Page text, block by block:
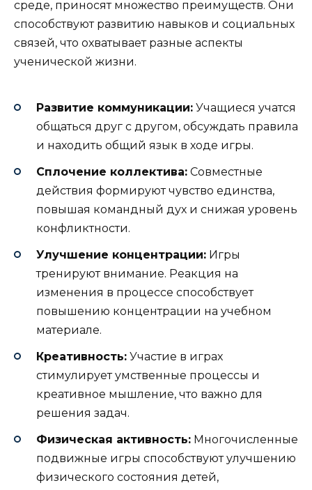
среде, приносят множество преимуществ. Они
способствуют развитию навыков и социальных
связей, что охватывает разные аспекты
ученической жизни.
Развитие коммуникации: Учащиеся учатся
общаться друг с другом, обсуждать правила
и находить общий язык в ходе игры.
Сплочение коллектива: Совместные
действия формируют чувство единства,
повышая командный дух и снижая уровень
конфликтности.
Улучшение концентрации: Игры
тренируют внимание. Реакция на
изменения в процессе способствует
повышению концентрации на учебном
материале.
Креативность: Участие в играх
стимулирует умственные процессы и
креативное мышление, что важно для
решения задач.
Физическая активность: Многочисленные
подвижные игры способствуют улучшению
физического состояния детей,